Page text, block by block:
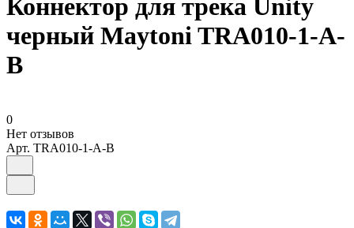
Коннектор для трека Unity
черный Maytoni TRA010-1-A-
B
0
Нет отзывов
Арт. TRA010-1-A-B